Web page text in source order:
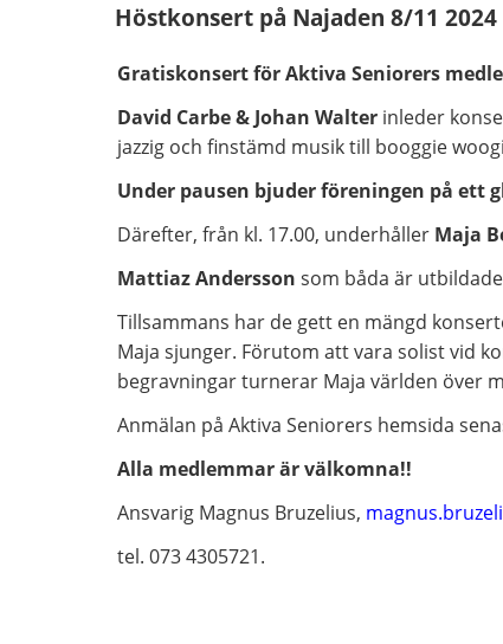
Höstkonsert på Najaden 8/11 2024
Gratiskonsert för Aktiva Seniorers
David Carbe & Johan Walterinleder
jazzig och finstämd musik till booggie
Under pausen bjuder föreningen på ett
Därefter, från kl. 17.00, underhåller Maja
Mattiaz Andersson som båda är
Tillsammans har de gett en mängd
Maja sjunger. Förutom att vara solist vid
begravningar turnerar Maja världen över
Anmälan på Aktiva Seniorers hemsida
Alla medlemmar är välkomna!!
Ansvarig Magnus Bruzelius,
tel. 073 4305721.